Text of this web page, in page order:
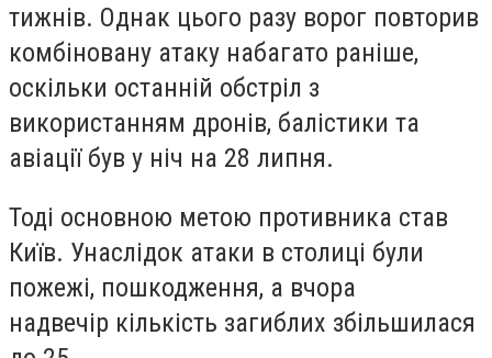
тижнів. Однак цього разу ворог повторив
комбіновану атаку набагато раніше,
оскільки останній обстріл з
використанням дронів, балістики та
авіації був у ніч на 28 липня.
Тоді основною метою противника став
Київ. Унаслідок атаки в столиці були
пожежі, пошкодження, а вчора
надвечір кількість загиблих збільшилася